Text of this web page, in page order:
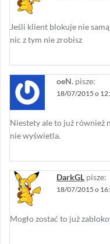
Jeśli klient blokuje nie
nic z tym nie zrobisz
oeN. pisze:
18/07/2015 o
Niestety ale to już również
nie wyświetla.
DarkGL pisze:
18/07/2015 o
Mogło zostać to już